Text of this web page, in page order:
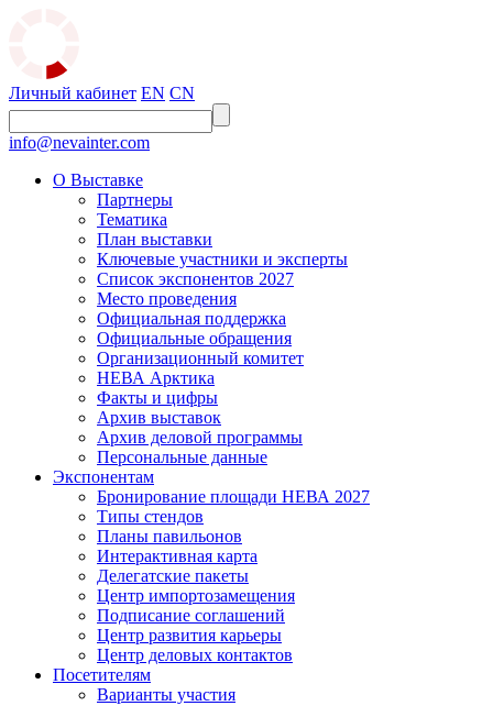
Личный кабинет EN CN
info@nevainter.com
О Выставке
Партнеры
Тематика
План выставки
Ключевые участники и эксперты
Список экспонентов 2027
Место проведения
Официальная поддержка
Официальные обращения
Организационный комитет
НЕВА Арктика
Факты и цифры
Архив выставок
Архив деловой программы
Персональные данные
Экспонентам
Бронирование площади НЕВА 2027
Типы стендов
Планы павильонов
Интерактивная карта
Делегатские пакеты
Центр импортозамещения
Подписание соглашений
Центр развития карьеры
Центр деловых контактов
Посетителям
Варианты участия